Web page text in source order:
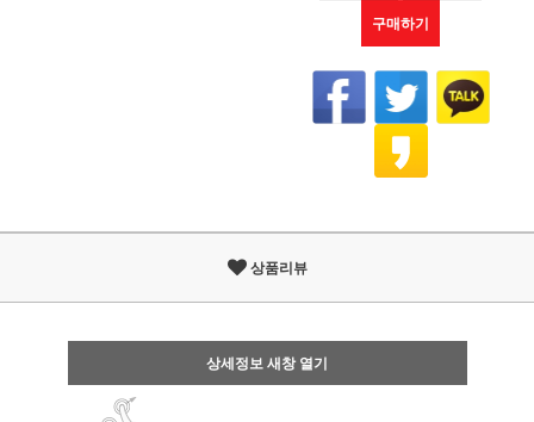
구매하기
상품리뷰
상세정보 새창 열기